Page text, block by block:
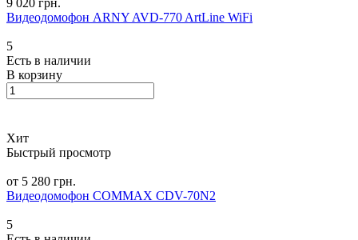
9 020 грн.
Видеодомофон ARNY AVD-770 ArtLine WiFi
5
Есть в наличии
В корзину
Хит
Быстрый просмотр
от 5 280 грн.
Видеодомофон COMMAX CDV-70N2
5